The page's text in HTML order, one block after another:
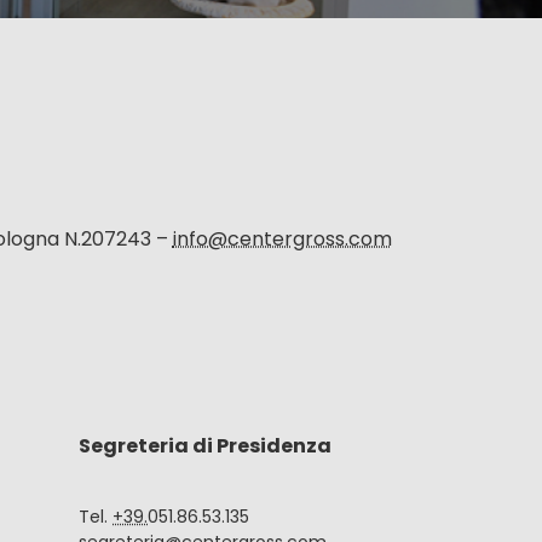
N.207243 –info@centergross.com
Segreteria di Presidenza
Tel. +39.051.86.53.135